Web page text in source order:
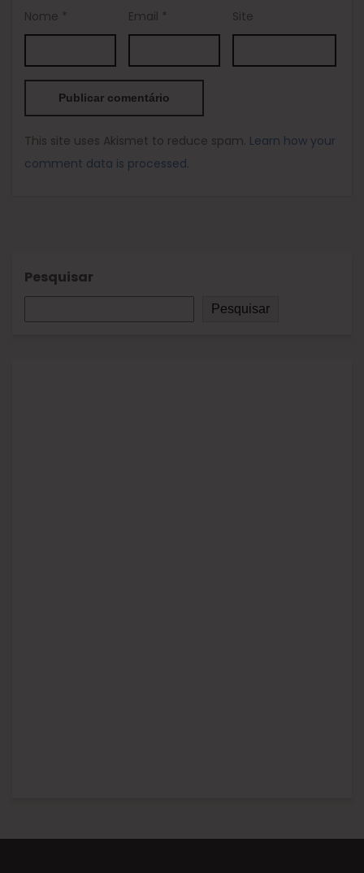
Nome * Email * Site
This site uses Akismet to reduce spam. Learn how your
comment data is processed.
Pesquisar
Pesquisar